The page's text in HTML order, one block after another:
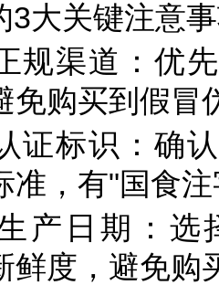
3大关键注意
规渠道：优
免购买到假冒
证标识：确
准，有"国食
产日期：选
鲜度，避免购